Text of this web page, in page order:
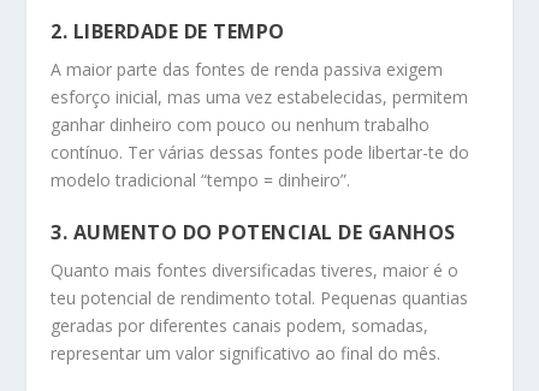
2. LIBERDADE DE TEMPO
A maior parte das fontes de renda passiva exigem
esforço inicial, mas uma vez estabelecidas, permitem
ganhar dinheiro com pouco ou nenhum trabalho
contínuo. Ter várias dessas fontes pode libertar-te do
modelo tradicional “tempo = dinheiro”.
3. AUMENTO DO POTENCIAL DE GANHOS
Quanto mais fontes diversificadas tiveres, maior é o
teu potencial de rendimento total. Pequenas quantias
geradas por diferentes canais podem, somadas,
representar um valor significativo ao final do mês.